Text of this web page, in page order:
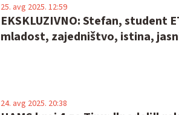
EKSKLUZIVNO: Stefan, student
mladost, zajedništvo, istina,
25. avg 2025. 12:59
24. avg 2025. 20:38